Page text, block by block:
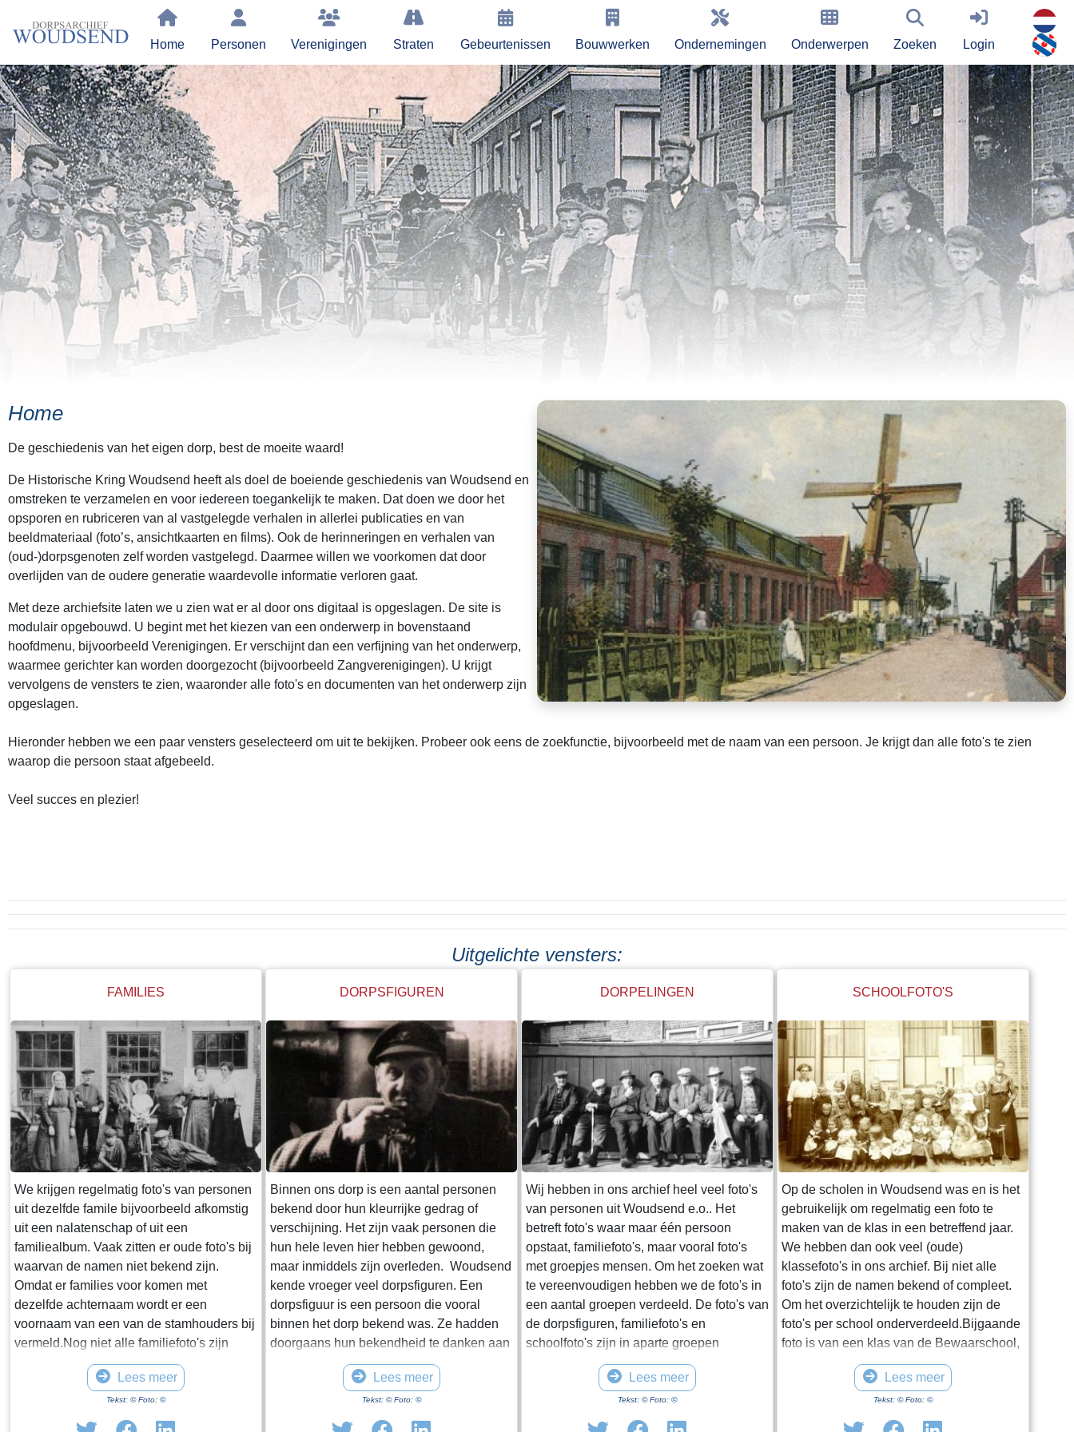
Home Personen Verenigingen Straten Gebeurtenissen Bouwwerken Ondernemingen Onderwerpen Zoeken Login
Home
De geschiedenis van het eigen dorp, best de moeite waard!
De Historische Kring Woudsend heeft als doel de boeiende geschiedenis van Woudsend en
omstreken te verzamelen en voor iedereen toegankelijk te maken. Dat doen we door het
opsporen en rubriceren van al vastgelegde verhalen in allerlei publicaties en van
beeldmateriaal (foto’s, ansichtkaarten en films). Ook de herinneringen en verhalen van
(oud-)dorpsgenoten zelf worden vastgelegd. Daarmee willen we voorkomen dat door
overlijden van de oudere generatie waardevolle informatie verloren gaat.
Met deze archiefsite laten we u zien wat er al door ons digitaal is opgeslagen. De site is
modulair opgebouwd. U begint met het kiezen van een onderwerp in bovenstaand
hoofdmenu, bijvoorbeeld Verenigingen. Er verschijnt dan een verfijning van het onderwerp,
waarmee gerichter kan worden doorgezocht (bijvoorbeeld Zangverenigingen). U krijgt
vervolgens de vensters te zien, waaronder alle foto's en documenten van het onderwerp zijn
opgeslagen.
Hieronder hebben we een paar vensters geselecteerd om uit te bekijken. Probeer ook eens de zoekfunctie, bijvoorbeeld met de naam van een persoon. Je krijgt dan alle foto's te zien
waarop die persoon staat afgebeeld.
Veel succes en plezier!
Uitgelichte vensters:
FAMILIES
We krijgen regelmatig foto's van personen
uit dezelfde famile bijvoorbeeld afkomstig
uit een nalatenschap of uit een
familiealbum. Vaak zitten er oude foto's bij
waarvan de namen niet bekend zijn.
Omdat er families voor komen met
dezelfde achternaam wordt er een
voornaam van een van de stamhouders bij
vermeld.Nog niet alle familiefoto's zijn
gerebruceerd per juiste familie. Daarom
hebben we nog een venster "Diverse
families". Bijgaande foto is van familie
Westerhof.
Lees meer
Tekst: © Foto: ©
DORPSFIGUREN
Binnen ons dorp is een aantal personen
bekend door hun kleurrijke gedrag of
verschijning. Het zijn vaak personen die
hun hele leven hier hebben gewoond,
maar inmiddels zijn overleden. Woudsend
kende vroeger veel dorpsfiguren. Een
dorpsfiguur is een persoon die vooral
binnen het dorp bekend was. Ze hadden
doorgaans hun bekendheid te danken aan
hun kleurrijke gedrag of verschijning en in
mindere mate aan hun daden. Vaak waren
het al wat oudere personen die hun hele
leven in het dorp woonden. Ze kregen ook
Lees meer
Tekst: © Foto: ©
DORPELINGEN
Wij hebben in ons archief heel veel foto's
van personen uit Woudsend e.o.. Het
betreft foto's waar maar één persoon
opstaat, familiefoto's, maar vooral foto's
met groepjes mensen. Om het zoeken wat
te vereenvoudigen hebben we de foto's in
een aantal groepen verdeeld. De foto's van
de dorpsfiguren, familiefoto's en
schoolfoto's zijn in aparte groepen
ondergebracht. In deze groep Dorpelingen
zijn de overige foto's opgenomen,
waaronder twee speciale groepen,
namelijk de lotelingen en de foto's van
Lees meer
Tekst: © Foto: ©
SCHOOLFOTO'S
Op de scholen in Woudsend was en is het
gebruikelijk om regelmatig een foto te
maken van de klas in een betreffend jaar.
We hebben dan ook veel (oude)
klassefoto's in ons archief. Bij niet alle
foto's zijn de namen bekend of compleet.
Om het overzichtelijk te houden zijn de
foto's per school onderverdeeld.Bijgaande
foto is van een klas van de Bewaarschool,
omstreeks 1930. De namen zijn niet
Lees meer
Tekst: © Foto: ©